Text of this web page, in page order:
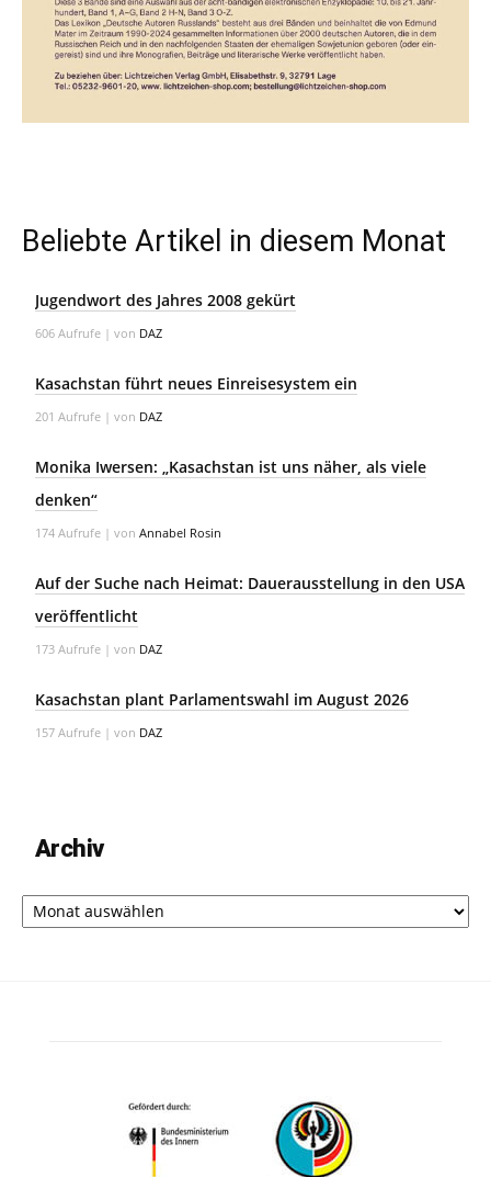
Beliebte Artikel in diesem Monat
Jugendwort des Jahres 2008 gekürt
606 Aufrufe | von DAZ
Kasachstan führt neues Einreisesystem ein
201 Aufrufe | von DAZ
Monika Iwersen: „Kasachstan ist uns näher, als viele
denken“
174 Aufrufe | von Annabel Rosin
Auf der Suche nach Heimat: Dauerausstellung in den USA
veröffentlicht
173 Aufrufe | von DAZ
Kasachstan plant Parlamentswahl im August 2026
157 Aufrufe | von DAZ
Archiv
Archiv